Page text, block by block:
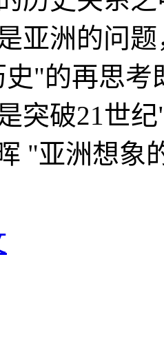
亚洲的问
"的再思考
突破21世
"亚洲想象